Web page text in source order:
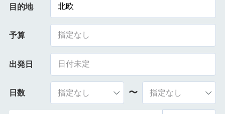
目的地 北欧
予算 指定なし
出発日
日数 〜